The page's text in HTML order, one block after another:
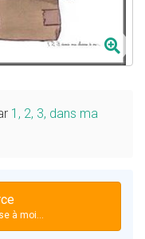
à moi...
1, 2, 3, dans ma